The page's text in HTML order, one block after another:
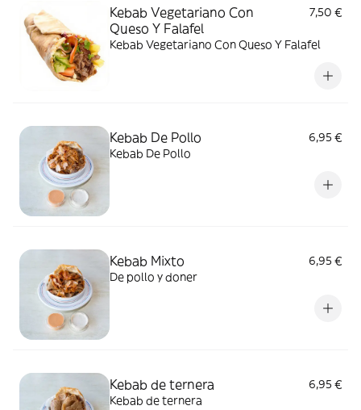
Kebab Vegetariano Con
Queso Y Falafel
7,50 €
Kebab Vegetariano Con Queso Y Falafel
Kebab De Pollo
6,95 €
Kebab De Pollo
Kebab Mixto
6,95 €
De pollo y doner
Kebab de ternera
6,95 €
Kebab de ternera